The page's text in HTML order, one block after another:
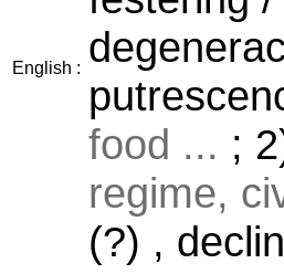
English :
food ... ;
regime,
(?) ,